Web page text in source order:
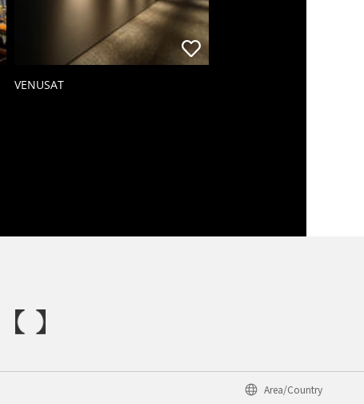
VENUSAT
Area/Country